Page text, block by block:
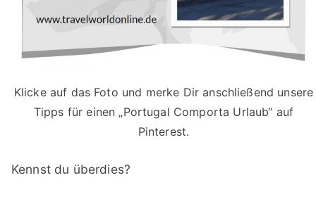
Klicke auf das Foto und merke Dir anschließend unsere
Tipps für einen „Portugal Comporta Urlaub“ auf
Pinterest.
Kennst du überdies?